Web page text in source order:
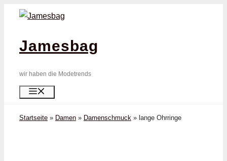
Zum
springenJamesbag
wir haben die Modetrends
Startseite » Damen » Damenschmuck » lange Ohrringe